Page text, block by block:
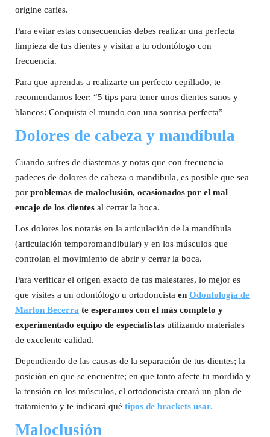
origine caries.
Para evitar estas consecuencias debes realizar una perfecta
limpieza de tus dientes y visitar a tu odontólogo con
frecuencia.
Para que aprendas a realizarte un perfecto cepillado, te
recomendamos leer: “5 tips para tener unos dientes sanos y
blancos: Conquista el mundo con una sonrisa perfecta”
Dolores de cabeza y mandíbula
Cuando sufres de diastemas y notas que con frecuencia
padeces de dolores de cabeza o mandíbula, es posible que sea
por problemas de maloclusión, ocasionados por el mal
encaje de los dientes al cerrar la boca.
Los dolores los notarás en la articulación de la mandíbula
(articulación temporomandibular) y en los músculos que
controlan el movimiento de abrir y cerrar la boca.
Para verificar el origen exacto de tus malestares, lo mejor es
que visites a un odontólogo u ortodoncista en Odontología de
Marlon Becerra te esperamos con el más completo y
experimentado equipo de especialistas utilizando materiales
de excelente calidad.
Dependiendo de las causas de la separación de tus dientes; la
posición en que se encuentre; en que tanto afecte tu mordida y
la tensión en los músculos, el ortodoncista creará un plan de
tratamiento y te indicará qué tipos de brackets usar.
Maloclusión